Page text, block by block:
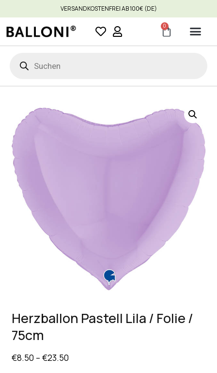
VERSANDKOSTENFREI AB 100€ (DE)
0
Herzballon Pastell Lila / Folie /
75cm
€8.50 – €23.50